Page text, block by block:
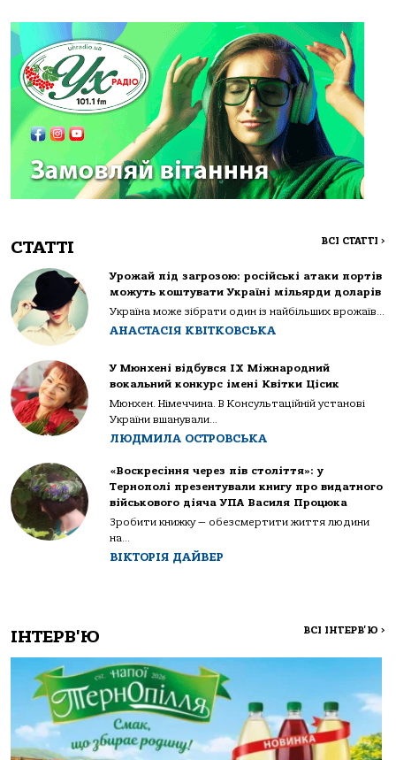
СТАТТІ ВСІ СТАТТІ >
Урожай під загрозою: російські атаки портів
можуть коштувати Україні мільярди доларів
Україна може зібрати один із найбільших врожаїв...
АНАСТАСІЯ КВІТКОВСЬКА
У Мюнхені відбувся IX Міжнародний
вокальний конкурс імені Квітки Цісик
Мюнхен. Німеччина. В Консультаційній установі
України вшанували...
ЛЮДМИЛА ОСТРОВСЬКА
«Воскресіння через пів століття»: у
Тернополі презентували книгу про видатного
військового діяча УПА Василя Процюка
Зробити книжку — обезсмертити життя людини
на...
ВІКТОРІЯ ДАЙВЕР
ІНТЕРВ'Ю ВСІ ІНТЕРВ'Ю >